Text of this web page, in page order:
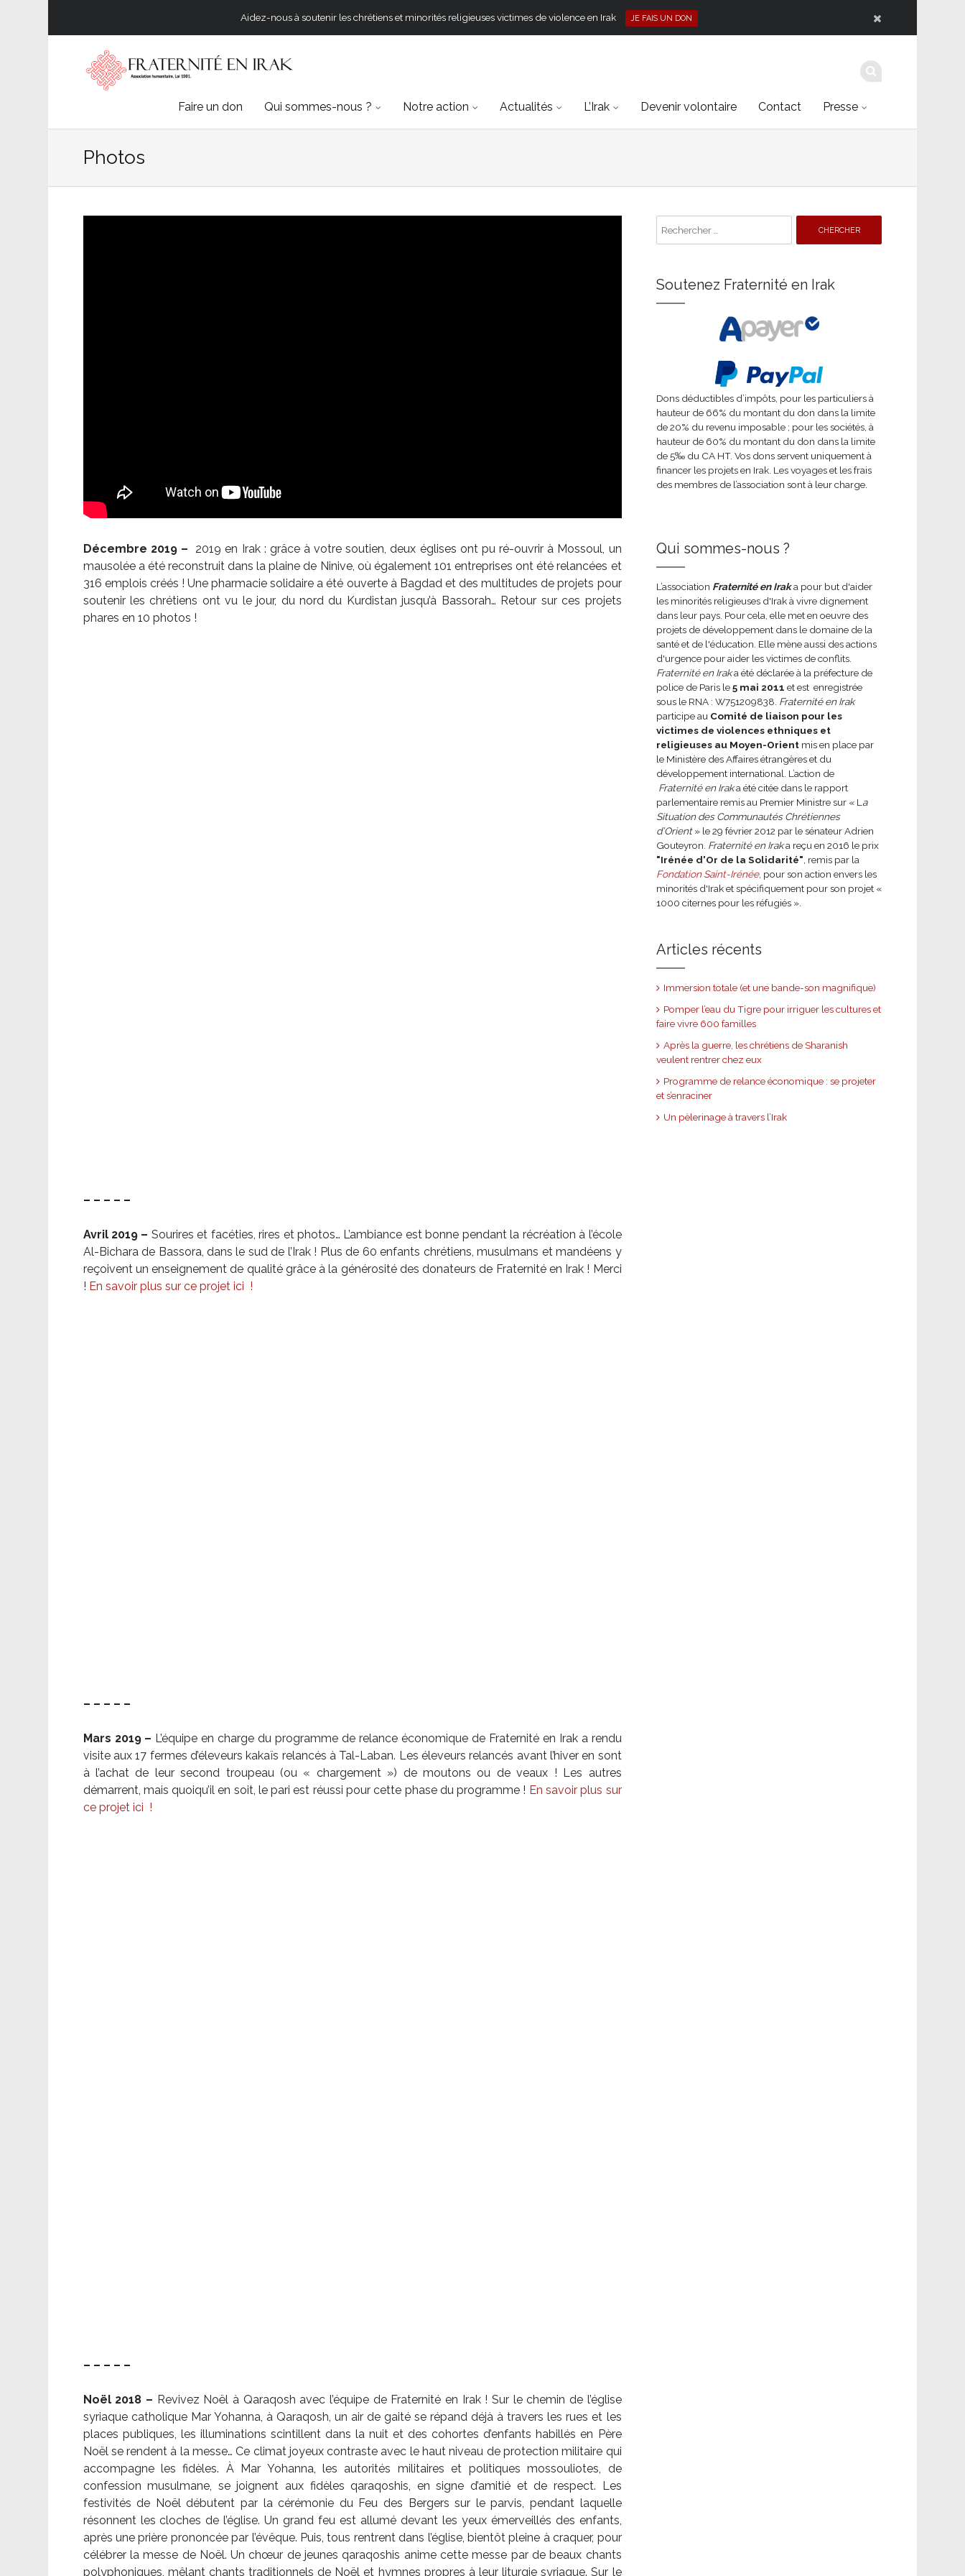
Aidez-nous à soutenir les chrétiens et minorités religieuses victimes de violence en Irak JE FAIS UN DON
Faire un don Qui sommes-nous ? Notre action Actualités L’Irak Devenir volontaire Contact Presse
Photos
Décembre 2019 – 2019 en Irak : grâce à votre soutien, deux églises ont pu ré-ouvrir à Mossoul, un
mausolée a été reconstruit dans la plaine de Ninive, où également 101 entreprises ont été relancées et
316 emplois créés ! Une pharmacie solidaire a été ouverte à Bagdad et des multitudes de projets pour
soutenir les chrétiens ont vu le jour, du nord du Kurdistan jusqu’à Bassorah… Retour sur ces projets
phares en 10 photos !
– – – – –
Avril 2019 – Sourires et facéties, rires et photos… L’ambiance est bonne pendant la récréation à l’école
Al-Bichara de Bassora, dans le sud de l’Irak ! Plus de 60 enfants chrétiens, musulmans et mandéens y
reçoivent un enseignement de qualité grâce à la générosité des donateurs de Fraternité en Irak ! Merci
! En savoir plus sur ce projet ici !
– – – – –
Mars 2019 – L’équipe en charge du programme de relance économique de Fraternité en Irak a rendu
visite aux 17 fermes d’éleveurs kakaïs relancés à Tal-Laban. Les éleveurs relancés avant l’hiver en sont
à l’achat de leur second troupeau (ou « chargement ») de moutons ou de veaux ! Les autres
démarrent, mais quoiqu’il en soit, le pari est réussi pour cette phase du programme ! En savoir plus sur
ce projet ici !
– – – – –
Noël 2018 – Revivez Noël à Qaraqosh avec l’équipe de Fraternité en Irak ! Sur le chemin de l’église
syriaque catholique Mar Yohanna, à Qaraqosh, un air de gaité se répand déjà à travers les rues et les
places publiques, les illuminations scintillent dans la nuit et des cohortes d’enfants habillés en Père
Noël se rendent à la messe… Ce climat joyeux contraste avec le haut niveau de protection militaire qui
accompagne les fidèles. À Mar Yohanna, les autorités militaires et politiques mossouliotes, de
confession musulmane, se joignent aux fidèles qaraqoshis, en signe d’amitié et de respect. Les
festivités de Noël débutent par la cérémonie du Feu des Bergers sur le parvis, pendant laquelle
résonnent les cloches de l’église. Un grand feu est allumé devant les yeux émerveillés des enfants,
après une prière prononcée par l’évêque. Puis, tous rentrent dans l’église, bientôt pleine à craquer, pour
célébrer la messe de Noël. Un chœur de jeunes qaraqoshis anime cette messe par de beaux chants
polyphoniques, mêlant chants traditionnels de Noël et hymnes propres à leur liturgie syriaque. Sur le
Soutenez Fraternité en Irak
Dons déductibles d’impôts, pour les particuliers à
hauteur de 66% du montant du don dans la limite
de 20% du revenu imposable ; pour les sociétés, à
hauteur de 60% du montant du don dans la limite
de 5‰ du CA HT. Vos dons servent uniquement à
financer les projets en Irak. Les voyages et les frais
des membres de l’association sont à leur charge.
Qui sommes-nous ?
L’association Fraternité en Iraka pour but d'aider
les minorités religieuses d'Irak à vivre dignement
dans leur pays. Pour cela, elle met en oeuvre des
projets de développement dans le domaine de la
santé et de l'éducation. Elle mène aussi des actions
d'urgence pour aider les victimes de conflits.
Fraternité en Iraka été déclarée à la préfecture de
police de Paris le5 mai 2011 et est enregistrée
sous le RNA : W751209838. Fraternité en Irak
participe au Comité de liaison pour les
victimes de violences ethniques et
religieuses au Moyen-Orientmis en place par
le Ministère des Affaires étrangères et du
développement international. L’action de
Fraternité en Iraka été citée dans le rapport
parlementaire remis au Premier Ministre sur « L a
Situation des Communautés Chrétiennes
d’Orient» le 29 février 2012 par le sénateur Adrien
Gouteyron. Fraternité en Iraka reçu en 2016 le prix
"Irénée d'Or de la Solidarité" , remis par la
Fondation Saint-Irénée, pour son action envers les
minorités d'Irak et spécifiquement pour son projet «
1000 citernes pour les réfugiés ».
Articles récents
Immersion totale (et une bande-son magnifique)
Pomper l’eau du Tigre pour irriguer les cultures et
faire vivre 600 familles
Après la guerre, les chrétiens de Sharanish
veulent rentrer chez eux
Programme de relance économique : se projeter
et s’enraciner
Un pèlerinage à travers l’Irak